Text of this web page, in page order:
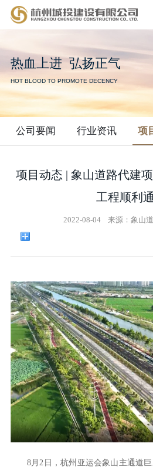
热血上进 弘扬正气
HOT BLOOD TO PROMOTE DECENCY
公司要闻 行业资讯 项
项目动态 | 象山道路代建
工程顺利
2022-08-04 来源： 象山
8月2日，杭州亚运会象山主通道